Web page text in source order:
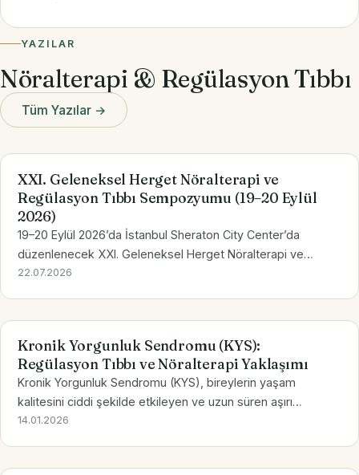
YAZILAR
Nöralterapi & Regülasyon Tıbbı
Tüm Yazılar →
XXI. Geleneksel Herget Nöralterapi ve
Regülasyon Tıbbı Sempozyumu (19–20 Eylül
2026)
19–20 Eylül 2026’da İstanbul Sheraton City Center’da
düzenlenecek XXI. Geleneksel Herget Nöralterapi ve
Regülasyon Tıbbı Sempozyumu’na davetlisiniz. Bu yılki
22.07.2026
Kronik Yorgunluk Sendromu (KYS):
Regülasyon Tıbbı ve Nöralterapi Yaklaşımı
Kronik Yorgunluk Sendromu (KYS), bireylerin yaşam
kalitesini ciddi şekilde etkileyen ve uzun süren aşırı
yorgunluk, kas-iskelet ağrıları, uyku bozuklukları, bilişsel
14.01.2026